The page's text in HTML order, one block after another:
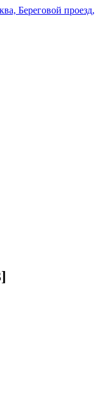
Береговой проезд,